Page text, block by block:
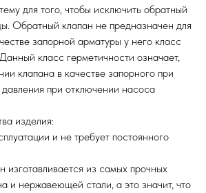
для того, чтобы исключить обратный
Обратный клапан не предназначен для
запорной арматуры у него класс
класс герметичности означает,
клапана в качестве запорного при
при отключении насоса
изделия:
и не требует постоянного
изготавливается из самых прочных
и нержавеющей стали, а это значит, что